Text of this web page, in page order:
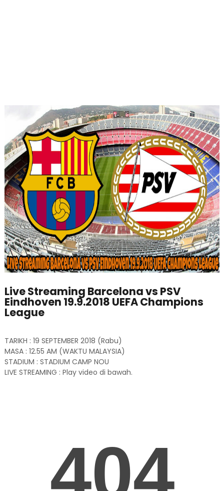
Live Streaming Barcelona vs PSV
Eindhoven 19.9.2018 UEFA Champions
League
TARIKH : 19 SEPTEMBER 2018 (Rabu)
MASA : 12.55 AM (WAKTU MALAYSIA)
STADIUM : STADIUM CAMP NOU
LIVE STREAMING : Play video di bawah.